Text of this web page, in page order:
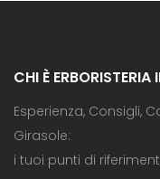
CHI È ERBORISTERIA
Esperienza, Consigli,
Girasole:
i tuoi punti di